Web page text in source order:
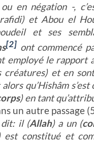
en négation -,
et Abou el
et ses
[2] ont commencé
employé le rapport
créatures) et en
qu’Hishâm
) en tant
un autre passage
dit: il (Allah) a un (
est constitué et